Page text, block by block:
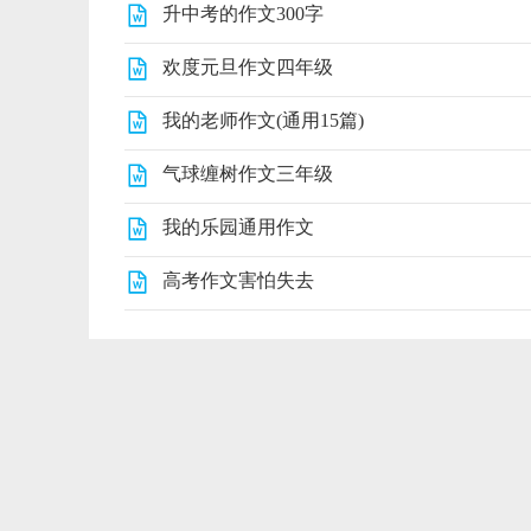
升中考的作文300字
欢度元旦作文四年级
我的老师作文(通用15篇)
气球缠树作文三年级
我的乐园通用作文
高考作文害怕失去